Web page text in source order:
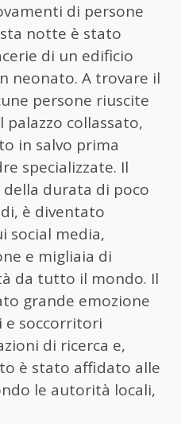
di persone
notte è stato
di un edificio
neonato. A trovare il
persone riuscite
collassato,
in salvo prima
specializzate. Il
durata di poco
è diventato
social media,
e migliaia di
da tutto il mondo. Il
grande emozione
soccorritori
di ricerca e,
è stato affidato alle
le autorità locali,